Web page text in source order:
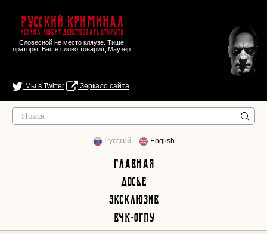
Русский Криминал
Истина любит действовать открыто
Словесной не место кляузе. Тише
ораторы! Ваше слово товарищ Маузер
Мы в Twitter Зеркало сайта
Русский English
Главная
Досье
Эксклюзив
ВЧК-ОГПУ